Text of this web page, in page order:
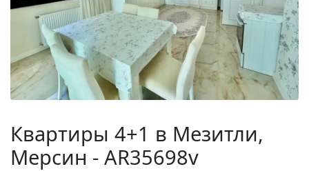
Квартиры 4+1 в Мезитли,
Мерсин - AR35698v